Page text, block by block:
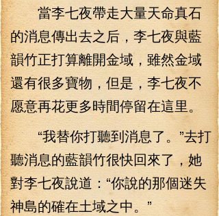
當李七夜帶走大量天命真石
的消息傳出去之后，李七夜與藍
韻竹正打算離開金域，雖然金域
還有很多寶物，但是，李七夜不
愿意再花更多時間停留在這里。
“我替你打聽到消息了。”去打
聽消息的藍韻竹很快回來了，她
對李七夜說道：“你說的那個迷失
神島的確在土域之中。”